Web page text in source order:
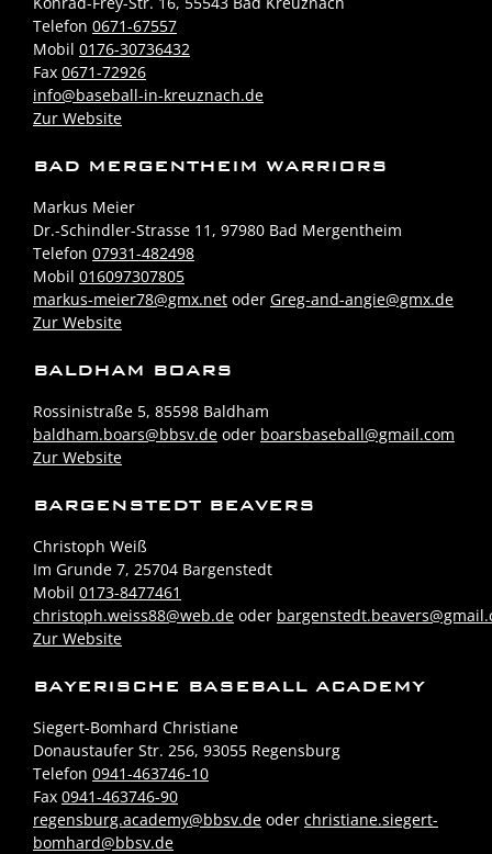
Telefon 0671-67557
Mobil 0176-30736432
Fax 0671-72926
info@baseball-in-kreuznach.de
Zur Website
BAD MERGENTHEIM WARRIORS
Markus Meier
Dr.-Schindler-Strasse 11, 97980 Bad Mergentheim
Telefon 07931-482498
Mobil 016097307805
markus-meier78@gmx.net oder Greg-and-angie@gmx.de
Zur Website
BALDHAM BOARS
Rossinistraße 5, 85598 Baldham
baldham.boars@bbsv.de oder boarsbaseball@gmail.com
Zur Website
BARGENSTEDT BEAVERS
Christoph Weiß
Im Grunde 7, 25704 Bargenstedt
Mobil 0173-8477461
christoph.weiss88@web.de oder
Zur Website
BAYERISCHE BASEBALL ACADEMY
Siegert-Bomhard Christiane
Donaustaufer Str. 256, 93055 Regensburg
Telefon 0941-463746-10
Fax 0941-463746-90
regensburg.academy@bbsv.de oder christiane.siegert-
bomhard@bbsv.de